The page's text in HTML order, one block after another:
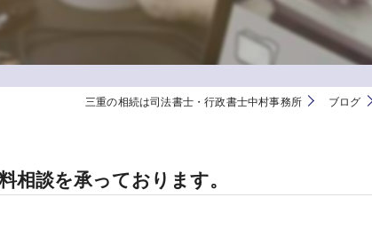
三重の相続は司法書士・行政書士中村事務所 ブログ
相談を承っております。